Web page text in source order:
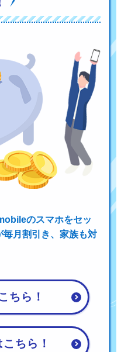
のスマホをセッ
毎月割引き、家族も対
ちら！
ちら！